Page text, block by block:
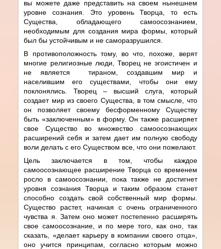
вы можете даже представить на своем нынешнем
уровне сознания. Это уровень Творца, то есть
Существа, обладающего самоосознанием,
необходимым для создания мира формы, который
был бы устойчивым и не саморазрушился.
В противоположность тому, во что, похоже, верят
многие религиозные люди, Творец не эгоистичен и
не является тираном, создавшим мир и
населившим его существами, чтобы они ему
поклонялись. Творец – высший слуга, который
создает мир из своего Существа, в том смысле, что
он позволяет своему бесформенному Существу
быть «заключенным» в форму. Он также расширяет
свое Существо во множество самоосознающих
расширений себя и затем дает им полную свободу
воли делать с его Существом все, что они пожелают.
Цель заключается в том, чтобы каждое
самоосознающее расширение Творца со временем
росло в самоосознании, пока также не достигнет
уровня сознания Творца и таким образом станет
способно создать свой собственный мир формы.
Существо растет, начиная с очень ограниченного
чувства я. Затем оно может постепенно расширять
свое самоосознание, и по мере того, как оно, так
сказать, «делает карьеру в компании своего отца»,
оно учится принципам, согласно которым можно